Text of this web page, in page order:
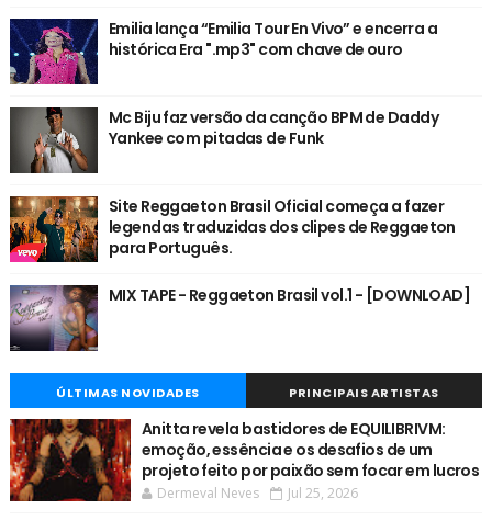
Emilia lança “Emilia Tour En Vivo” e encerra a
histórica Era ".mp3" com chave de ouro
Mc Biju faz versão da canção BPM de Daddy
Yankee com pitadas de Funk
Site Reggaeton Brasil Oficial começa a fazer
legendas traduzidas dos clipes de Reggaeton
para Português.
MIX TAPE - Reggaeton Brasil vol.1 - [DOWNLOAD]
ÚLTIMAS NOVIDADES PRINCIPAIS ARTISTAS
Anitta revela bastidores de EQUILIBRIVM:
emoção, essência e os desafios de um
projeto feito por paixão sem focar em lucros
Dermeval Neves Jul 25, 2026